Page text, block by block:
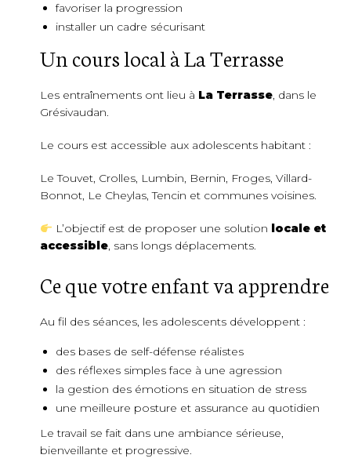
favoriser la progression
installer un cadre sécurisant
Un cours local à La Terrasse
Les entraînements ont lieu à La Terrasse, dans le
Grésivaudan.
Le cours est accessible aux adolescents habitant :
Le Touvet, Crolles, Lumbin, Bernin, Froges, Villard-
Bonnot, Le Cheylas, Tencin et communes voisines.
L’objectif est de proposer une solution
locale et
accessible, sans longs déplacements.
Ce que votre enfant va apprendre
Au fil des séances, les adolescents développent :
des bases de self-défense réalistes
des réflexes simples face à une agression
la gestion des émotions en situation de stress
une meilleure posture et assurance au quotidien
Le travail se fait dans une ambiance sérieuse,
bienveillante et progressive.